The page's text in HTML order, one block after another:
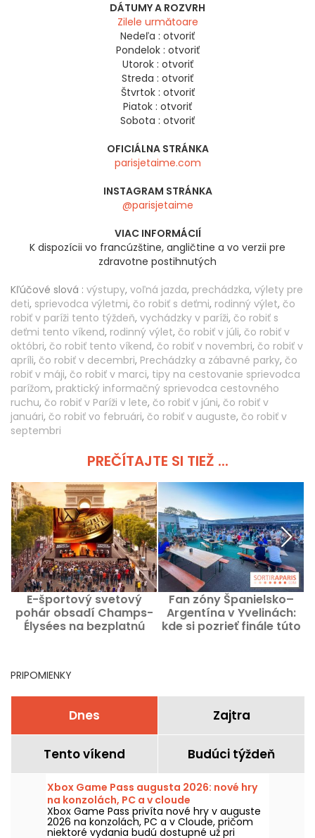
DÁTUMY A ROZVRH
Zilele următoare
Nedeľa : otvoriť
Pondelok : otvoriť
Utorok : otvoriť
Streda : otvoriť
Štvrtok : otvoriť
Piatok : otvoriť
Sobota : otvoriť
OFICIÁLNA STRÁNKA
parisjetaime.com
INSTAGRAM STRÁNKA
@parisjetaime
VIAC INFORMÁCIÍ
K dispozícii vo francúzštine, angličtine a vo verzii pre
zdravotne postihnutých
Kľúčové slová : výstupy, voľná jazda, prechádzka, výlety pre
deti, sprievodca výletmi, čo robiť s deťmi, rodinný výlet, čo
robiť v paríži tento týždeň, vychádzky v paríži, čo robiť s
deťmi tento víkend, rodinný výlet, čo robiť v júli, čo robiť v
októbri, čo robiť tento víkend, čo robiť v novembri, čo robiť v
apríli, čo robiť v decembri, Prechádzky a zábavné parky, čo
robiť v máji, čo robiť v marci, tipy na cestovanie sprievodca
parížom, praktický informačný sprievodca cestovného
ruchu, čo robiť v Paríži v lete, čo robiť v júni, čo robiť v
januári, čo robiť vo februári, čo robiť v auguste, čo robiť v
septembri
PREČÍTAJTE SI TIEŽ ...
E-športový svetový
pohár obsadí Champs-
Élysées na bezplatnú
Fan zóny Španielsko–
Argentína v Yvelinách:
kde si pozrieť finále túto
PRIPOMIENKY
Dnes Zajtra
Tento víkend Budúci týždeň
Xbox Game Pass augusta 2026: nové hry
na konzolách, PC a v cloude
Xbox Game Pass privíta nové hry v auguste
2026 na konzolách, PC a v Cloude, pričom
niektoré vydania budú dostupné už pri